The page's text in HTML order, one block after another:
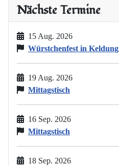
Nächste Termine
15 Aug. 2026
Würstchenfest in Keldung
19 Aug. 2026
Mittagstisch
16 Sep. 2026
Mittagstisch
18 Sep. 2026